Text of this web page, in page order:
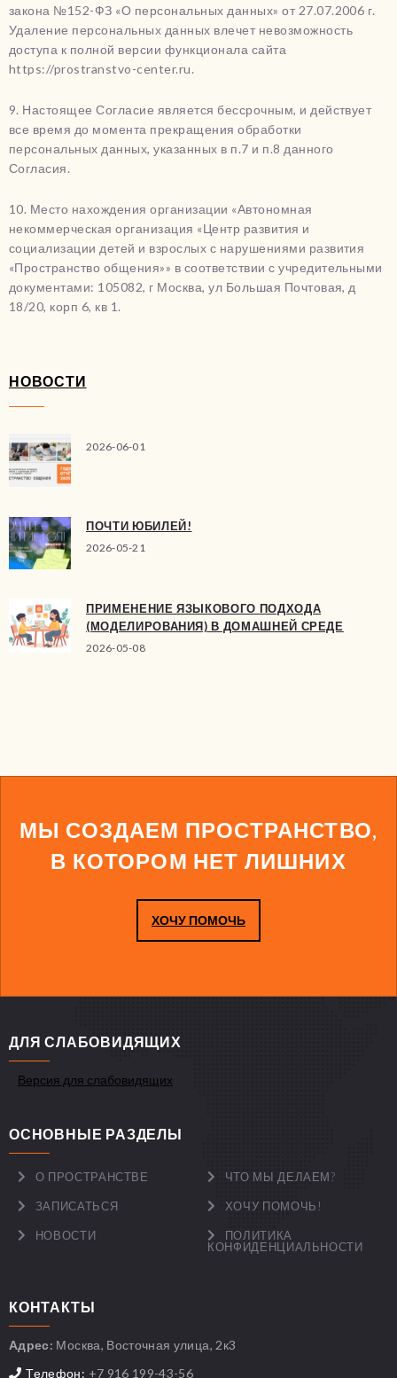
закона №152-ФЗ «О персональных данных» от 27.07.2006 г.
Удаление персональных данных влечет невозможность
доступа к полной версии функционала сайта
https://prostranstvo-center.ru.
9. Настоящее Согласие является бессрочным, и действует
все время до момента прекращения обработки
персональных данных, указанных в п.7 и п.8 данного
Согласия.
10. Место нахождения организации «Автономная
некоммерческая организация «Центр развития и
социализации детей и взрослых с нарушениями развития
«Пространство общения»» в соответствии с учредительными
документами: 105082, г Москва, ул Большая Почтовая, д
18/20, корп 6, кв 1.
НОВОСТИ
2026-06-01
ПОЧТИ ЮБИЛЕЙ!
2026-05-21
ПРИМЕНЕНИЕ ЯЗЫКОВОГО ПОДХОДА
(МОДЕЛИРОВАНИЯ) В ДОМАШНЕЙ СРЕДЕ
2026-05-08
МЫ СОЗДАЕМ ПРОСТРАНСТВО,
В КОТОРОМ НЕТ ЛИШНИХ
ХОЧУ ПОМОЧЬ
ДЛЯ СЛАБОВИДЯЩИХ
Версия для слабовидящих
ОСНОВНЫЕ РАЗДЕЛЫ
О ПРОСТРАНСТВЕ ЧТО МЫ ДЕЛАЕМ?
ЗАПИСАТЬСЯ ХОЧУ ПОМОЧЬ!
НОВОСТИ
ПОЛИТИКА
КОНФИДЕНЦИАЛЬНОСТИ
КОНТАКТЫ
Адрес: Москва, Восточная улица, 2к3
Телефон: +7 916 199-43-56